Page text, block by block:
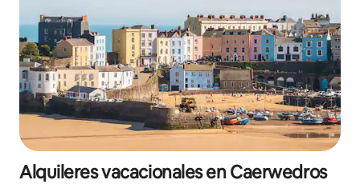
Alquileres vacacionales en Caerwedros